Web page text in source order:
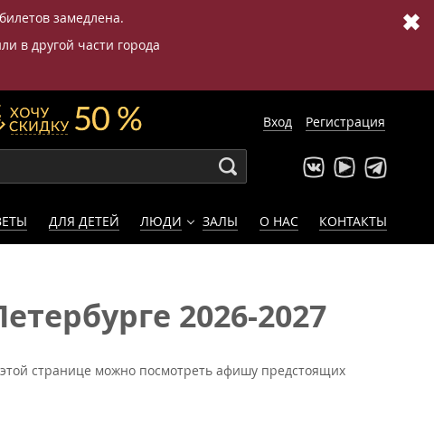
замедлена.
в другой части города
✖
Вход Регистрация
ДЛЯ ДЕТЕЙ ЛЮДИ ЗАЛЫ О НАС КОНТАКТЫ
2026-2027
странице можно посмотреть афишу предстоящих